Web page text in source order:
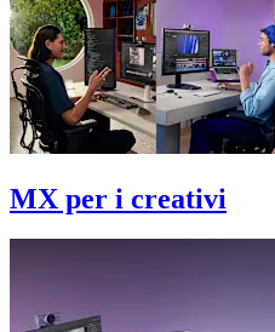
MX per i creativi